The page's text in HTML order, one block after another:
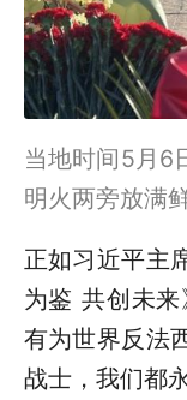
当地时间5月6
明火两旁放满鲜
正如习近平主
为鉴 共创未
有为世界反法
战士，我们都